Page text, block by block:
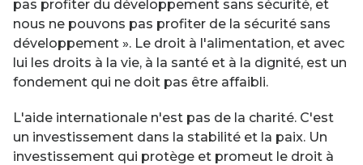
pas profiter du développement sans sécurité, et
nous ne pouvons pas profiter de la sécurité sans
développement ». Le droit à l'alimentation, et avec
lui les droits à la vie, à la santé et à la dignité, est un
fondement qui ne doit pas être affaibli.
L'aide internationale n'est pas de la charité. C'est
un investissement dans la stabilité et la paix. Un
investissement qui protège et promeut le droit à